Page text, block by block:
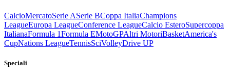
CalcioMercatoSerie ASerie BCoppa ItaliaChampions
LeagueEuropa LeagueConference LeagueCalcio EsteroSupercoppa
ItalianaFormula 1Formula EMotoGPAltri MotoriBasketAmerica's
CupNations LeagueTennisSciVolleyDrive UP
Speciali